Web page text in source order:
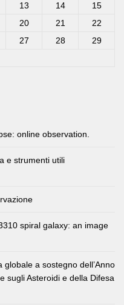
13 14
15
20 21
22
27 28
29
online observation.
e strumenti utili
spiral galaxy: an image
globale a sostegno dell’Anno
sugli Asteroidi e della Difesa